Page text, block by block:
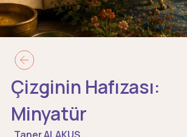
Çizginin Hafızası:
Minyatür